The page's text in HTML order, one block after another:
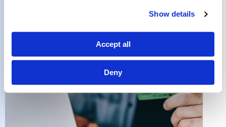
Show details
Accept all
Deny